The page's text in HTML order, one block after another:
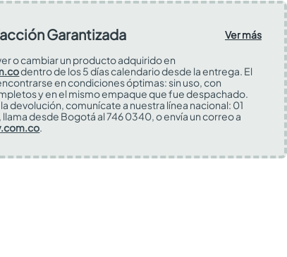
Garantizada
Ver más
o cambiar un producto adquirido en
dentro de los 5 días calendario desde la entrega. El
en condiciones óptimas: sin uso, con
y en el mismo empaque que fue despachado.
devolución, comunícate a nuestra línea nacional: 01
desde Bogotá al 746 0340, o envía un correo a
.